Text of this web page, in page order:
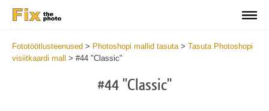
Fototöötlusteenused > Photoshopi mallid tasuta> Tasuta Photoshopi
visiitkaardi mall > #44 "Classic"
#44 "Classic"